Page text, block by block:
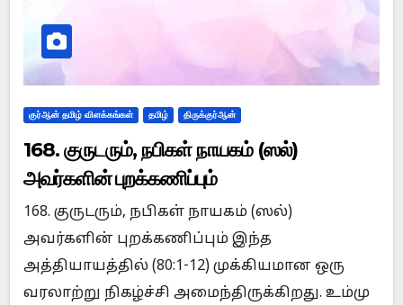
குர்ஆன் தமிழ் விளக்கங்கள் தமிழ் திருக்குர்ஆன்
168. குருடரும், நபிகள் நாயகம் (ஸல்)
அவர்களின் புறக்கணிப்பும்
168. குருடரும், நபிகள் நாயகம் (ஸல்)
அவர்களின் புறக்கணிப்பும் இந்த
அத்தியாயத்தில் (80:1-12) முக்கியமான ஒரு
வரலாற்று நிகழ்ச்சி அமைந்திருக்கிறது. உம்மு